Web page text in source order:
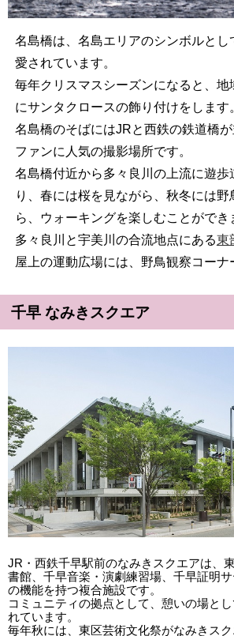
名島橋は、名島エリアのシンボルとし
愛されています。
毎年クリスマスシーズンになると、地
にサンタクロースの飾り付けをします
名島橋のそばにはJRと西鉄の鉄道橋
ファンに人気の撮影場所です。
名島橋付近から多々良川の上流に遊歩
り、春には桜を見ながら、秋冬には野
ら、ウォーキングを楽しむことができ
多々良川と宇美川の合流地点にある東
屋上の運動広場には、野鳥観察コーナ
千早 なみきスクエア
JR・西鉄千早駅前のなみきスクエアは、
書館、千早音楽・演劇練習場、千早証明
の機能を持つ複合施設です。
コミュニティの拠点として、憩いの場と
れています。
毎年秋には、東区芸術文化祭がなみきス